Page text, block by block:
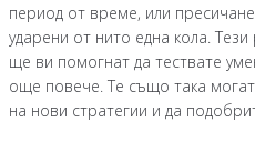
период от време, или
ударени от нито една кола.
ще ви помогнат да тествате
още повече. Те също така
на нови стратегии и да